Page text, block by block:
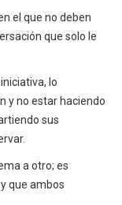
el que no deben
que solo le
lo
y no estar haciendo
sus
a otro; es
que ambos